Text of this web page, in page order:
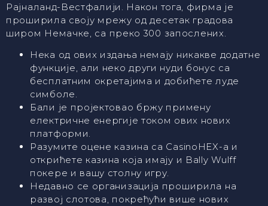
Рајналанд-Вестфалији. Након тога, фирма је
проширила своју мрежу од десетак градова
широм Немачке, са преко 300 запослених.
Нека од ових издања немају никакве додатне
функције, али неко други нуди бонус са
бесплатним окретајима и добићете луде
симболе.
Бали је пројектовао бржу примену
електричне енергије током ових нових
платформи.
Разумите оцене казина са CasinoHEX-а и
открићете казина која имају и Bally Wulff
покере и вашу столну игру.
Недавно се организација проширила на
развој слотова, покрећући више нових